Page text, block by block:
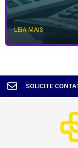
LEIA MAIS
SOLICITE